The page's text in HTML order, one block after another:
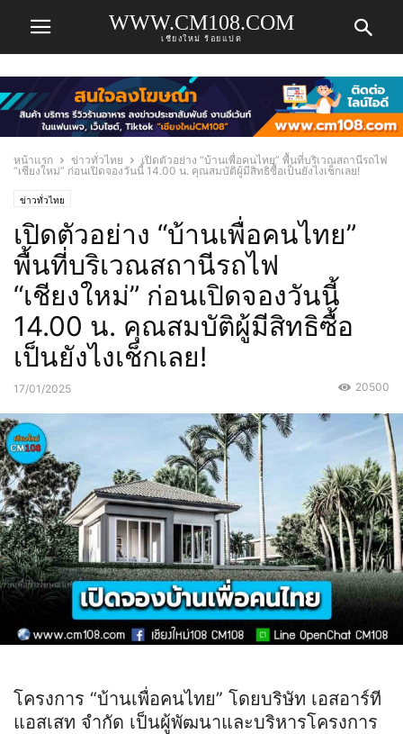
WWW.CM108.COM
เชียงใหม่ ร้อยแปด
หน้าแรก ข่าวทั่วไทย
เปิดตัวอย่าง “บ้านเพื่อคนไทย” พื้นที่บริเวณสถานีรถไฟ
“เชียงใหม่” ก่อนเปิดจองวันนี้ 14.00 น. คุณสมบัติผู้มีสิทธิซื้อเป็นยังไงเช็กเลย!
ข่าวทั่วไทย
เปิดตัวอย่าง “บ้านเพื่อคนไทย”
พื้นที่บริเวณสถานีรถไฟ
“เชียงใหม่” ก่อนเปิดจองวันนี้
14.00 น. คุณสมบัติผู้มีสิทธิซื้อ
เป็นยังไงเช็กเลย!
17/01/2025 20500
โครงการ “บ้านเพื่อคนไทย” โดยบริษัท เอสอาร์ที
แอสเสท จำกัด เป็นผู้พัฒนาและบริหารโครงการ